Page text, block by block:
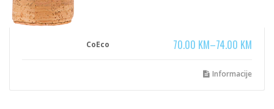
70.00 KM–74.00 KM
CoEco
Informacije